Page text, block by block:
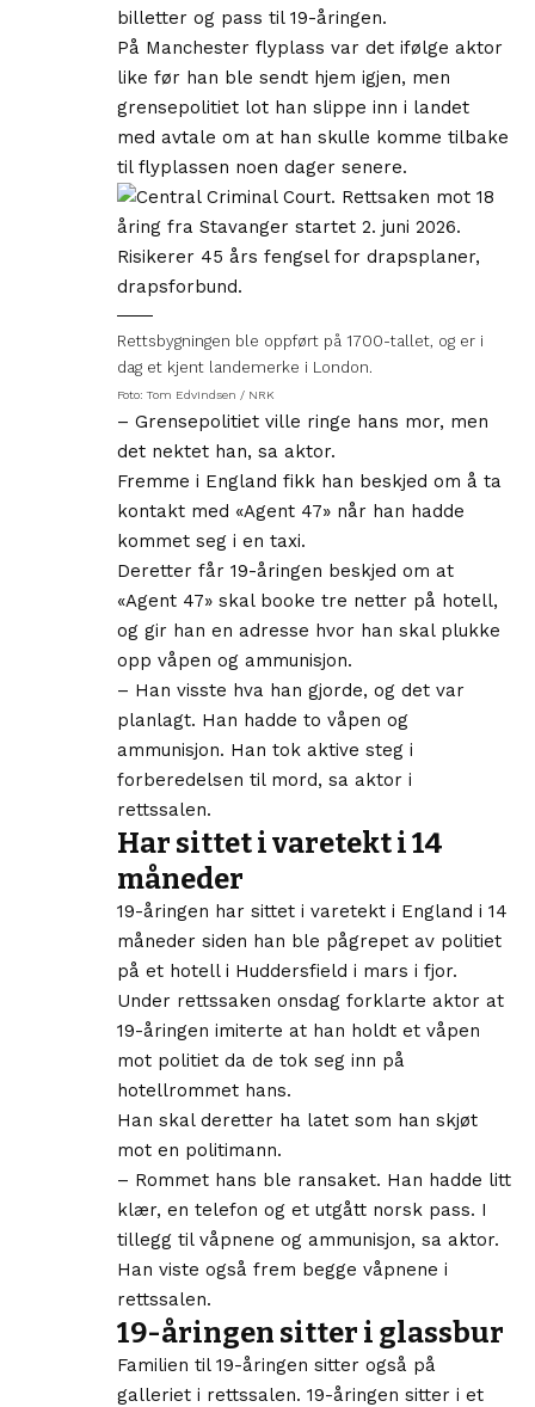
billetter og pass til 19-åringen.
På Manchester flyplass var det ifølge aktor
like før han ble sendt hjem igjen, men
grensepolitiet lot han slippe inn i landet
med avtale om at han skulle komme tilbake
til flyplassen noen dager senere.
Rettsbygningen ble oppført på 1700-tallet, og er i
dag et kjent landemerke i London.
Foto: Tom Edvindsen / NRK
– Grensepolitiet ville ringe hans mor, men
det nektet han, sa aktor.
Fremme i England fikk han beskjed om å ta
kontakt med «Agent 47» når han hadde
kommet seg i en taxi.
Deretter får 19-åringen beskjed om at
«Agent 47» skal booke tre netter på hotell,
og gir han en adresse hvor han skal plukke
opp våpen og ammunisjon.
– Han visste hva han gjorde, og det var
planlagt. Han hadde to våpen og
ammunisjon. Han tok aktive steg i
forberedelsen til mord, sa aktor i
rettssalen.
Har sittet i varetekt i 14
måneder
19-åringen har sittet i varetekt i England i 14
måneder siden han ble pågrepet av politiet
på et hotell i Huddersfield i mars i fjor.
Under rettssaken onsdag forklarte aktor at
19-åringen imiterte at han holdt et våpen
mot politiet da de tok seg inn på
hotellrommet hans.
Han skal deretter ha latet som han skjøt
mot en politimann.
– Rommet hans ble ransaket. Han hadde litt
klær, en telefon og et utgått norsk pass. I
tillegg til våpnene og ammunisjon, sa aktor.
Han viste også frem begge våpnene i
rettssalen.
19-åringen sitter i glassbur
Familien til 19-åringen sitter også på
galleriet i rettssalen. 19-åringen sitter i et